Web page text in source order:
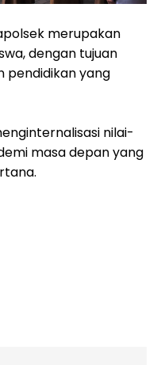
merupakan
dengan tujuan
pendidikan yang
nilai-
masa depan yang